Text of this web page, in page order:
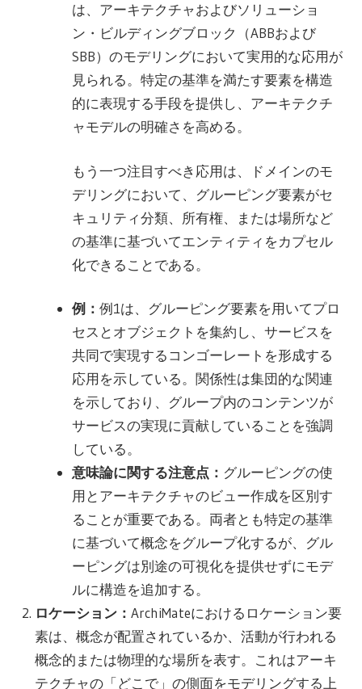
は、アーキテクチャおよびソリューショ
ン・ビルディングブロック（ABBおよび
SBB）のモデリングにおいて実用的な応用が
見られる。特定の基準を満たす要素を構造
的に表現する手段を提供し、アーキテクチ
ャモデルの明確さを高める。
もう一つ注目すべき応用は、ドメインのモ
デリングにおいて、グルーピング要素がセ
キュリティ分類、所有権、または場所など
の基準に基づいてエンティティをカプセル
化できることである。
例：例1は、グルーピング要素を用いてプロ
セスとオブジェクトを集約し、サービスを
共同で実現するコンゴーレートを形成する
応用を示している。関係性は集団的な関連
を示しており、グループ内のコンテンツが
サービスの実現に貢献していることを強調
している。
意味論に関する注意点： グルーピングの使
用とアーキテクチャのビュー作成を区別す
ることが重要である。両者とも特定の基準
に基づいて概念をグループ化するが、グル
ーピングは別途の可視化を提供せずにモデ
ルに構造を追加する。
ロケーション： ArchiMateにおけるロケーション要
素は、概念が配置されているか、活動が行われる
概念的または物理的な場所を表す。これはアーキ
テクチャの「どこで」の側面をモデリングする上